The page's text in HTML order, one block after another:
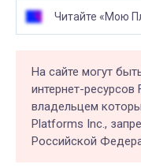
Читайте «Мою
На сайте могут
интернет-
владельцем
Platforms Inc.,
Российской